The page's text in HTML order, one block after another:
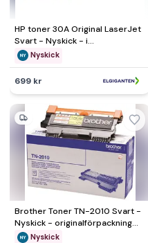
HP toner 30A Original LaserJet
Svart - Nyskick - i
originalförpackning
Nyskick
699 kr
Brother Toner TN-2010 Svart -
Nyskick - originalförpackning
saknasNyskick